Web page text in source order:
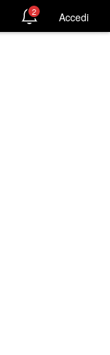
2 Accedi